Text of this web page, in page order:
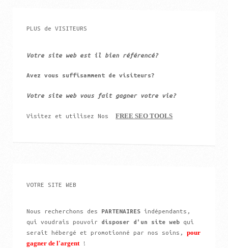
PLUS de VISITEURS
Votre site web est il bien référencé?
Avez vous suffisamment de visiteurs?
Votre site web vous fait gagner votre vie?
Visitez et utilisez Nos FREE SEO TOOLS
VOTRE SITE WEB
Nous recherchons des PARTENAIRES indépendants,
qui voudrais pouvoir disposer d'un site web qui
serait hébergé et promotionné par nos soins,pour
gagner de l'argent !